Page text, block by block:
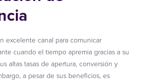
excelente canal para comunicar
cuando el tiempo apremia gracias a su
altas tasas de apertura, conversión y
a pesar de sus beneficios, es